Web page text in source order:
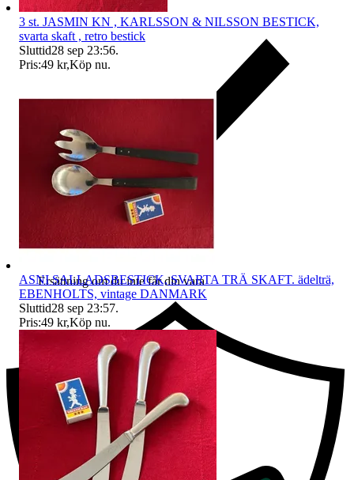
Ersättning om du inte får din vara
3 st. JASMIN KN , KARLSSON & NILSSON BESTICK,
svarta skaft , retro bestick
Sluttid28 sep 23:56.
Pris:49 kr,Köp nu.
ASNI SALLADSBESTICK, SVARTA TRÄ SKAFT. ädelträ,
EBENHOLTS, vintage DANMARK
Sluttid28 sep 23:57.
Pris:49 kr,Köp nu.